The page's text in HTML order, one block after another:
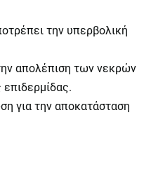
την υπερβολική
απολέπιση των νεκρών
για την αποκατάσταση